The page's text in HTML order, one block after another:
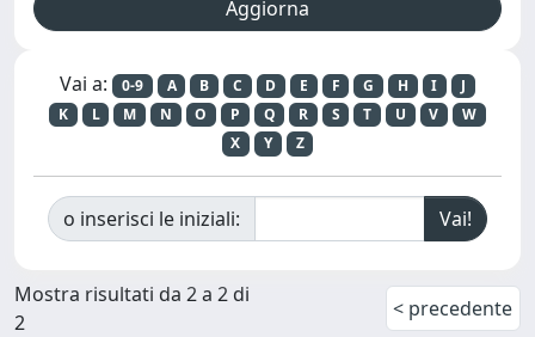
Vai a: 0-9 A B C D E F G H I
J
K
L M N O P Q R S T U V
W
X
Y Z
o inserisci le iniziali:
Mostra risultati da 2 a 2 di
2
< precedente